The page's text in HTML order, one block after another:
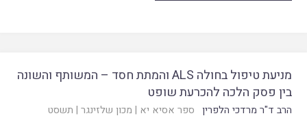
מניעת טיפול בחולה ALS והמתת חסד – המשותף והשונה
בין פסק הלכה להכרעת שופט
הרב ד"ר מרדכי הלפרין ספר אסיא יא | מכון שלזינגר | תשסט